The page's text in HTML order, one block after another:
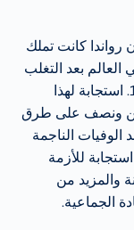
أن رواندا كانت تملك
بعد التغلب
على الإبادة الجماعية المروعة في عام 1994. استجابة لهذا
ونصف على طرق
الوفيات الناجمة
للأزمة
والمزيد من
الجماعية.